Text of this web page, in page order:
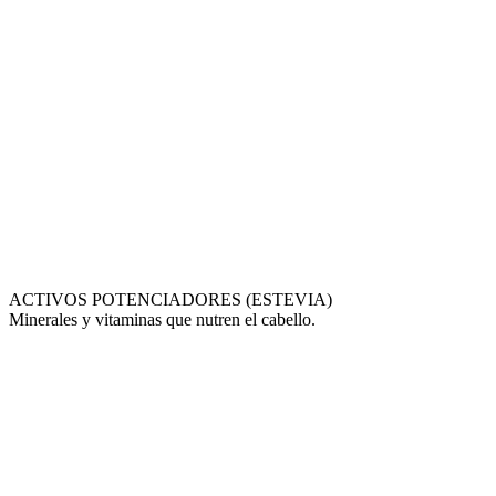
ACTIVOS POTENCIADORES (ESTEVIA)
Minerales y vitaminas que nutren el cabello.